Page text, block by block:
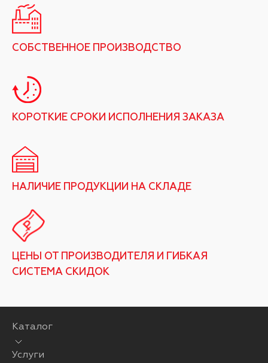
СОБСТВЕННОЕ ПРОИЗВОДСТВО
КОРОТКИЕ СРОКИ ИСПОЛНЕНИЯ ЗАКАЗА
НАЛИЧИЕ ПРОДУКЦИИ НА СКЛАДЕ
ЦЕНЫ ОТ ПРОИЗВОДИТЕЛЯ И ГИБКАЯ
СИСТЕМА СКИДОК
Каталог
Услуги